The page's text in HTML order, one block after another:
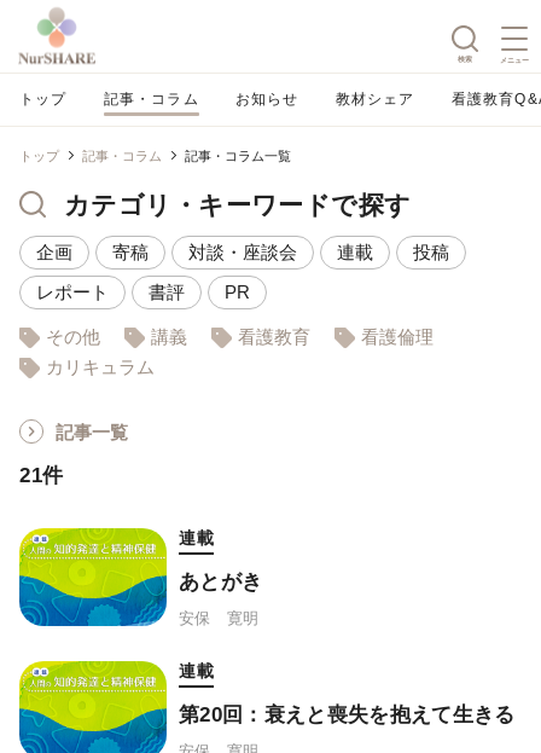
検索 メニュー
トップ 記事・コラム お知らせ 教材シェア 看護教育
トップ 記事・コラム 記事・コラム一覧
カテゴリ・キーワードで探す
企画 寄稿 対談・座談会 連載
投稿
レポート
書評 PR
その他 講義 看護教育
看護倫理
カリキュラム
記事一覧
21件
連載
あとがき
安保 寛明
連載
第20回：衰えと喪失を抱えて生きる